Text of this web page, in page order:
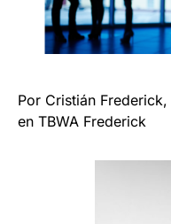
Por Cristián
en TBWA Frederick